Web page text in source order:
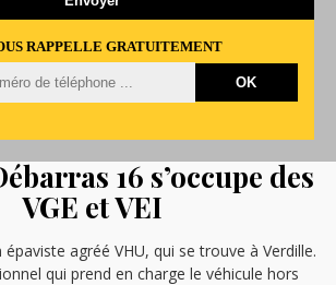
RAPPELLE GRATUITEMENT
16 s’occupe des
VGE et VEI
agréé VHU, qui se trouve à Verdille.
qui prend en charge le véhicule hors